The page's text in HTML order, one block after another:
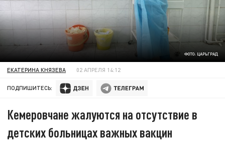
ФОТО: ЦАРЬГРАД
ЕКАТЕРИНА КНЯЗЕВА 02 АПРЕЛЯ 14:12
ПОДПИШИТЕСЬ:
Кемеровчане жалуются на отсутствие в
детских больницах важных вакцин